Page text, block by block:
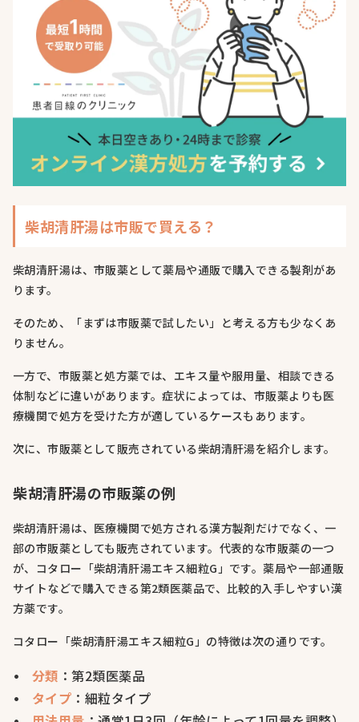
柴胡清肝湯は市販で買える？
柴胡清肝湯は、市販薬として薬局や通販で購入できる製剤があ
ります。
そのため、「まずは市販薬で試したい」と考える方も少なくあ
りません。
一方で、市販薬と処方薬では、エキス量や服用量、相談できる
体制などに違いがあります。症状によっては、市販薬よりも医
療機関で処方を受けた方が適しているケースもあります。
次に、市販薬として販売されている柴胡清肝湯を紹介します。
柴胡清肝湯の市販薬の例
柴胡清肝湯は、医療機関で処方される漢方製剤だけでなく、一
部の市販薬としても販売されています。代表的な市販薬の一つ
が、コタロー「柴胡清肝湯エキス細粒G」です。薬局や一部通販
サイトなどで購入できる第2類医薬品で、比較的入手しやすい漢
方薬です。
コタロー「柴胡清肝湯エキス細粒G」の特徴は次の通りです。
分類 ：第2類医薬品
タイプ ：細粒タイプ